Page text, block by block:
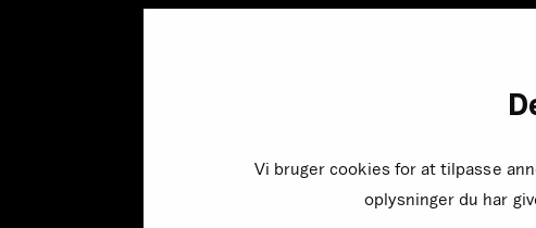
Vi bruger cookies for at tilpasse
oplysninger du har
Læs